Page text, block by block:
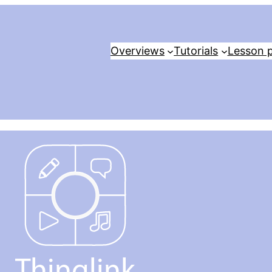
Overviews Tutorials Lesson